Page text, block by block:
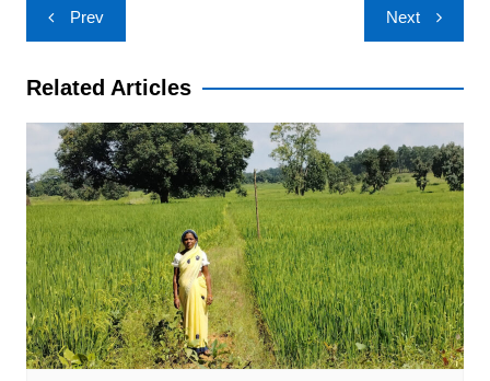
Post
navigation
Prev Next
Related Articles